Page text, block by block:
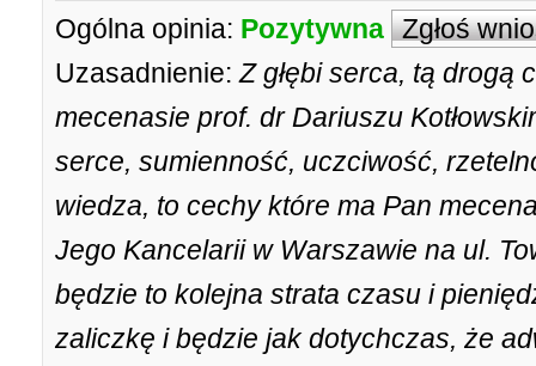
Ogólna opinia: Pozytywna Zgłoś
Uzasadnienie: Z głębi serca, tą drogą
mecenasie prof. dr Dariuszu
serce, sumienność, uczciwość,
wiedza, to cechy które ma Pan
Jego Kancelarii w Warszawie na ul.
będzie to kolejna strata czasu i
zaliczkę i będzie jak dotychczas, że